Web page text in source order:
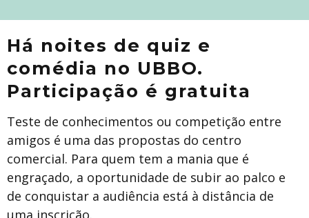
Há noites de quiz e
comédia no UBBO.
Participação é gratuita
Teste de conhecimentos ou competição entre
amigos é uma das propostas do centro
comercial. Para quem tem a mania que é
engraçado, a oportunidade de subir ao palco e
de conquistar a audiência está à distância de
uma inscrição.